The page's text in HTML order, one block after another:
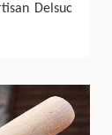
Delsuc